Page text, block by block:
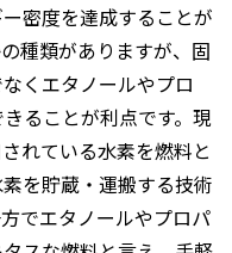
密度を達成することが
種類がありますが、固
くエタノールやプロ
ることが利点です。現
れている水素を燃料と
を貯蔵・運搬する技術
でエタノールやプロパ